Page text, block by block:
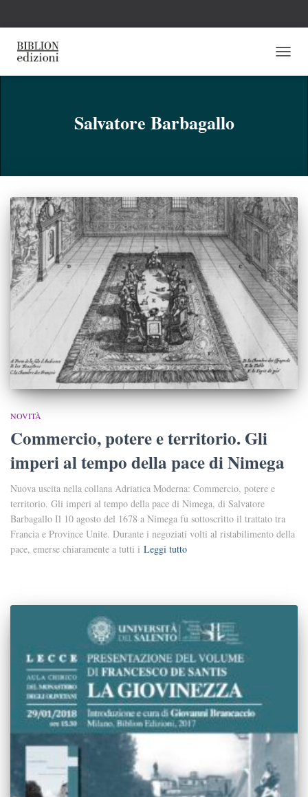
Salvatore Barbagallo
NOVITÀ
Commercio, potere e territorio. Gli
imperi al tempo della pace di Nimega
Nuova uscita nella collana Adriatica Moderna: Commercio, potere e
territorio. Gli imperi al tempo della pace di Nimega, di Salvatore
Barbagallo Il 10 agosto del 1678 a Nimega fu sottoscritto il trattato tra
Francia e Province Unite. Durante i negoziati volti al ristabilimento della
pace, emerse chiaramente a tutti i Leggi tutto